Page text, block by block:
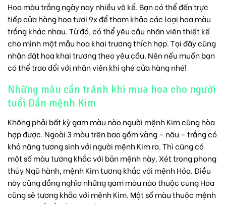
Hoa màu trắng ngày nay nhiều vô kể. Bạn có thể đến trực
tiếp cửa hàng hoa tươi 9x để tham khảo các loại hoa màu
trắng khác nhau. Từ đó, có thể yêu cầu nhân viên thiết kế
cho mình một mẫu hoa khai trương thích hợp. Tại đây cũng
nhận đặt hoa khai trương theo yêu cầu. Nên nếu muốn bạn
có thể trao đổi với nhân viên khi ghé cửa hàng nhé!
Những màu cần tránh khi mua hoa cho người
tuổi Dần mệnh Kim
Không phải bất kỳ gam màu nào người mệnh Kim cũng hòa
hợp được. Ngoài 3 màu trên bao gồm vàng – nâu – trắng có
khả năng tương sinh với người mệnh Kim ra. Thì cũng có
một số màu tương khắc với bản mệnh này. Xét trong phong
thủy Ngũ hành, mệnh Kim tương khắc với mệnh Hỏa. Điều
này cũng đồng nghĩa những gam màu nào thuộc cung Hỏa
cũng sẽ tương khắc với mệnh Kim. Một số màu thuộc mệnh